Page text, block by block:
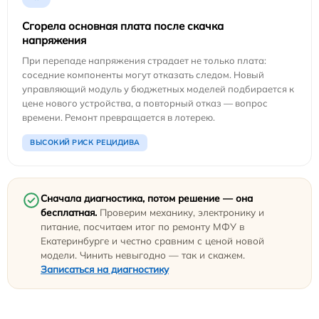
Сгорела основная плата после скачка
напряжения
При перепаде напряжения страдает не только плата:
соседние компоненты могут отказать следом. Новый
управляющий модуль у бюджетных моделей подбирается к
цене нового устройства, а повторный отказ — вопрос
времени. Ремонт превращается в лотерею.
ВЫСОКИЙ РИСК РЕЦИДИВА
Сначала диагностика, потом решение — она
бесплатная. Проверим механику, электронику и
питание, посчитаем итог по ремонту МФУ в
Екатеринбурге и честно сравним с ценой новой
модели. Чинить невыгодно — так и скажем.
Записаться на диагностику